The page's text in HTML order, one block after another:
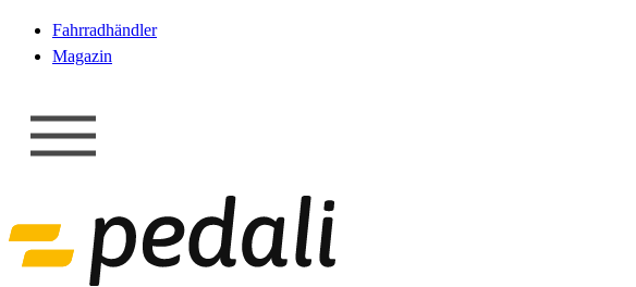
Fahrradhändler
Magazin